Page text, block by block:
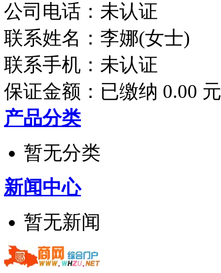
公司电话： 未认证
联系姓名：李娜(女士)
联系手机： 未认证
保证金额： 已缴纳 0.00 元
产品分类
暂无分类
新闻中心
暂无新闻